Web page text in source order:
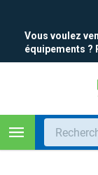
Vous voulez
équipements ?